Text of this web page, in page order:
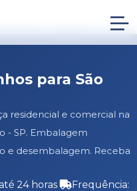
para São
residencial e comercial na
- SP. Embalagem
e desembalagem. Receba
24 horas
Frequência: